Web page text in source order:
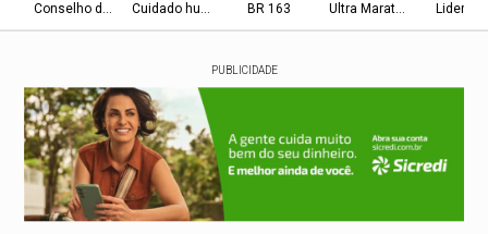
Conselho de InovaçãoCuidado humanizadoBR 163 Ultra Maratona
PUBLICIDADE